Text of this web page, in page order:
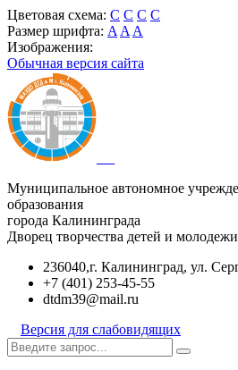
Цветовая схема: C C C C
Размер шрифта: A A A
Изображения:
Обычная версия сайта
Муниципальное автономное
образования
города Калининграда
Дворец творчества детей и молодежи
236040,г. Калининград, ул.
+7 (401) 253-45-55
dtdm39@mail.ru
Версия для слабовидящих